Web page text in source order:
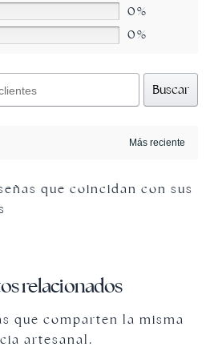
0%
0%
Buscar
que coincidan con sus
relacionados
que comparten la misma
artesanal.